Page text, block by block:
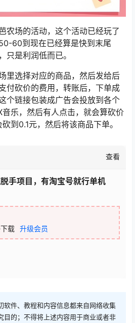
农场的活动，这个活动已经玩了
60到现在已经算是快到末尾
只是利润低而已。
里选择对应的商品，然后发给后
付砍价的费用，转账后，下单成
个链接包装成广告会投放到各个
乐，然后有人点击，就会算砍价
到0.1元，然后将该商品下单。
查看
手项目，有淘宝号就行单机
载 升级会员
软件、教程和内容信息都来自网络收集
目的；不得将上述内容用于商业或者非